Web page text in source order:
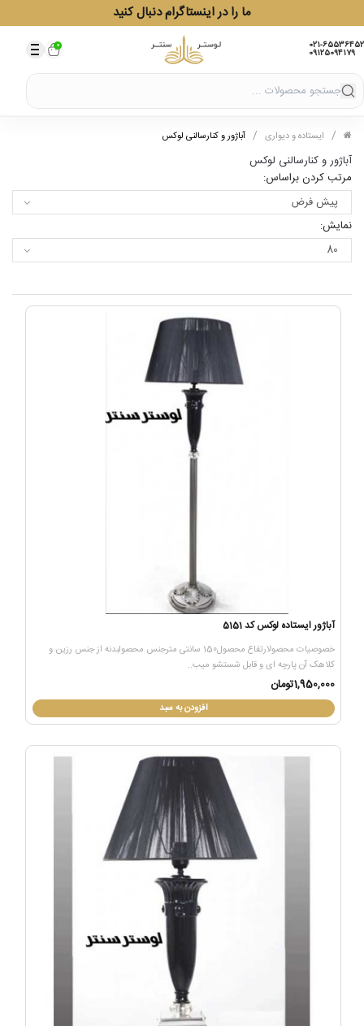
ما را در اینستاگرام دنبال کنید
021-65536452
09125094179
0
/ ایستاده و دیواری / آباژور و کنارسالنی لوکس
آباژور و کنارسالنی لوکس
مرتب کردن براساس:
نمایش:
آباژور ایستاده لوکس کد 5151
خصوصیات محصولارتفاع محصول150 سانتی مترجنس محصولبدنه از جنس رزین و
کلاهک آن پارچه ای و قابل شستشو میب..
1,950,000تومان
افزودن به سبد